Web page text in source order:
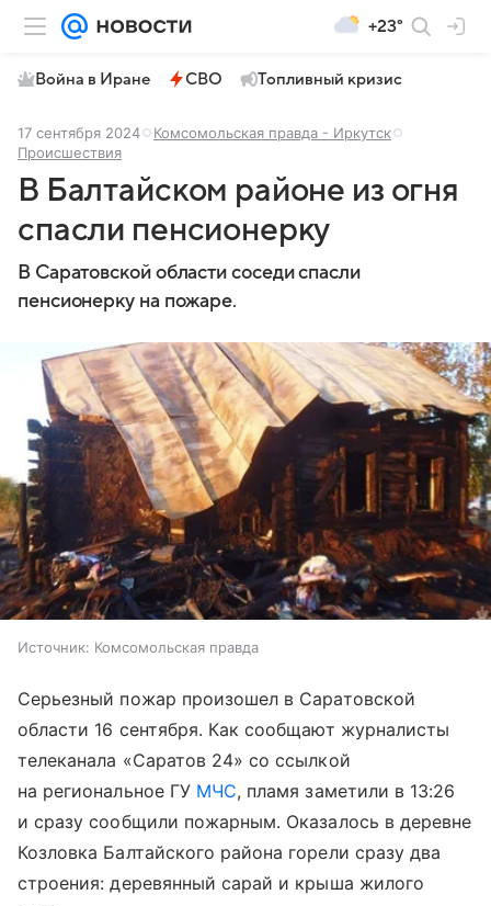
+23°
Война в Иране СВО Топливный кризис
17 сентября 2024
Комсомольская правда - Иркутск
Происшествия
В Балтайском районе из огня
спасли пенсионерку
В Саратовской области соседи спасли
пенсионерку на пожаре.
Источник: Комсомольская правда
Серьезный пожар произошел в Саратовской
области 16 сентября. Как сообщают журналисты
телеканала «Саратов 24» со ссылкой
на региональное ГУ МЧС, пламя заметили в 13:26
и сразу сообщили пожарным. Оказалось в деревне
Козловка Балтайского района горели сразу два
строения: деревянный сарай и крыша жилого